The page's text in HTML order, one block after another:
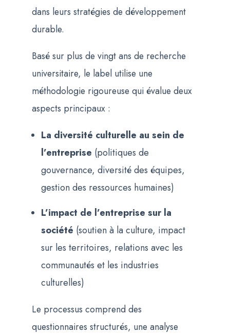
dans leurs stratégies de développement
durable.
Basé sur plus de vingt ans de recherche
universitaire, le label utilise une
méthodologie rigoureuse qui évalue deux
aspects principaux :
La diversité culturelle au sein de
l’entreprise (politiques de
gouvernance, diversité des équipes,
gestion des ressources humaines)
L’impact de l’entreprise sur la
société (soutien à la culture, impact
sur les territoires, relations avec les
communautés et les industries
culturelles)
Le processus comprend des
questionnaires structurés, une analyse